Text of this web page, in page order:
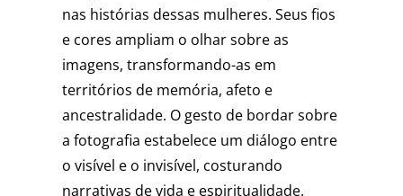
nas histórias dessas mulheres. Seus fios
e cores ampliam o olhar sobre as
imagens, transformando-as em
territórios de memória, afeto e
ancestralidade. O gesto de bordar sobre
a fotografia estabelece um diálogo entre
o visível e o invisível, costurando
narrativas de vida e espiritualidade.